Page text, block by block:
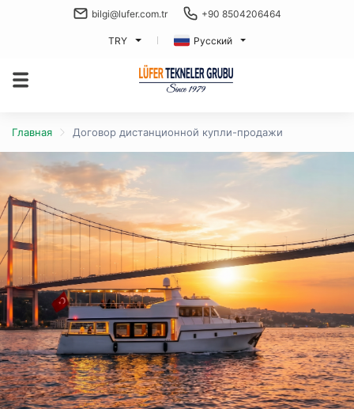
bilgi@lufer.com.tr +90 8504206464
TRY Русский
Главная Договор дистанционной купли-продажи